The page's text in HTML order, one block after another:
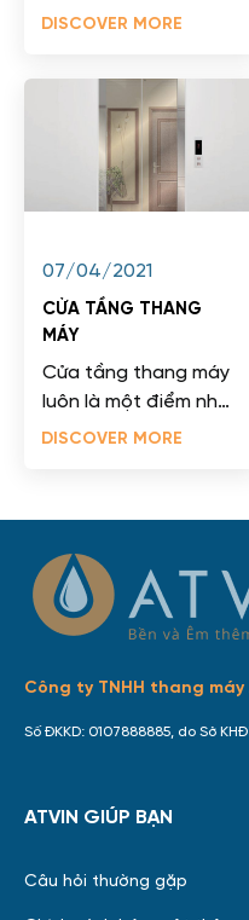
bảng điều khiển
có vai trò làm công cụ
giao tiếp...
DISCOVER MORE
07/04/2021
CỬA TẦNG THANG
MÁY
Cửa tầng thang máy
luôn là một điểm nhấn
đặc biệt trong không
DISCOVER MORE
Công ty TNHH thang máy
Số ĐKKD: 0107888885, do Sở
ATVIN GIÚP BẠN
Câu hỏi thường gặp